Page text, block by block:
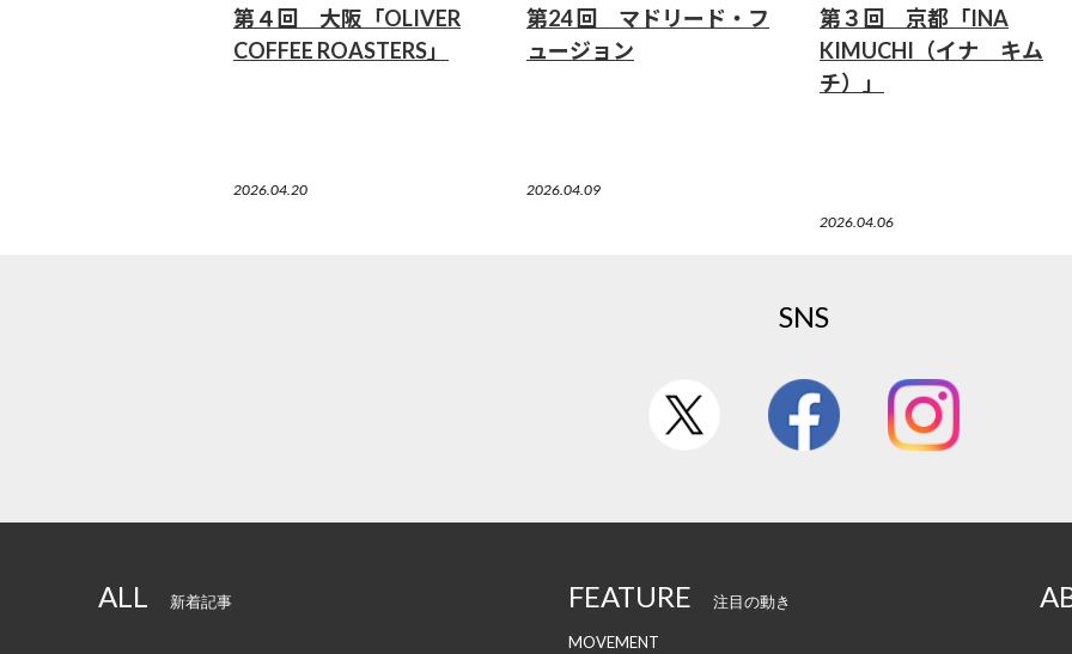
第４回 大阪「OLIVER
COFFEE ROASTERS」
2026.04.20
第24 回 マドリード・フ
ュージョン
2026.04.09
第３回 京都「INA
KIMUCHI（イナ キム
チ）」
2026.04.06
SNS
ALL 新着記事 FEATURE 注目の動き
MOVEMENT